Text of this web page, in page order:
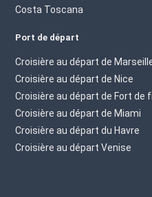
Costa Toscana
Port de départ
Croisière au départ de
Croisière au départ de Nice
Croisière au départ de Fort de
Croisière au départ de Miami
Croisière au départ du Havre
Croisière au départ Venise